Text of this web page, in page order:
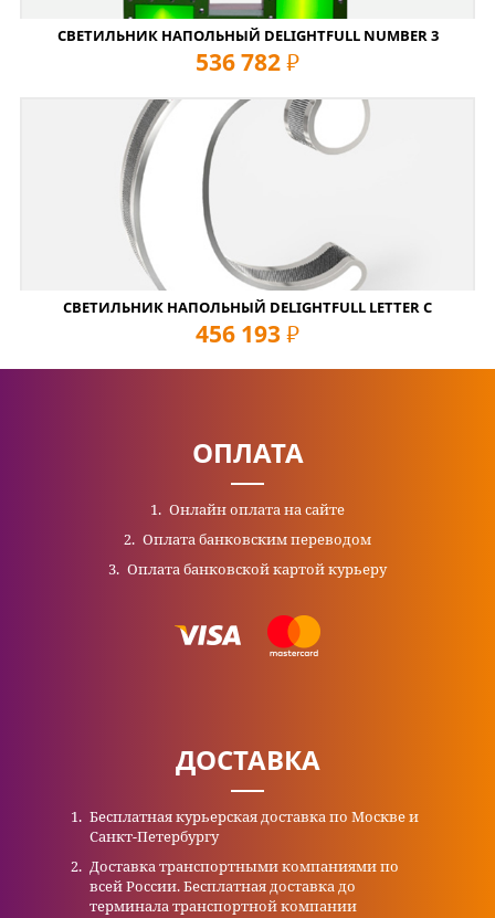
СВЕТИЛЬНИК НАПОЛЬНЫЙ DELIGHTFULL NUMBER 3
536 782 руб
СВЕТИЛЬНИК НАПОЛЬНЫЙ DELIGHTFULL LETTER C
456 193 руб
ОПЛАТА
Онлайн оплата на сайте
Оплата банковским переводом
Оплата банковской картой курьеру
ДОСТАВКА
Бесплатная курьерская доставка по Москве и
Санкт-Петербургу
Доставка транспортными компаниями по
всей России. Бесплатная доставка до
терминала транспортной компании